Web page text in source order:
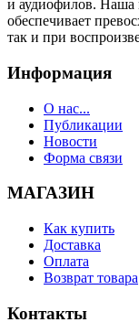
и аудиофилов. Наша
обеспечивает
так и при
Информация
О нас...
Публикации
Новости
Форма связи
МАГАЗИН
Как купить
Доставка
Оплата
Возврат товара
Контакты